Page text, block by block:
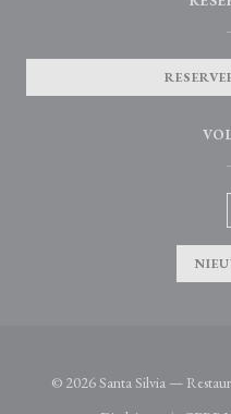
© 2026 Santa Silvia —